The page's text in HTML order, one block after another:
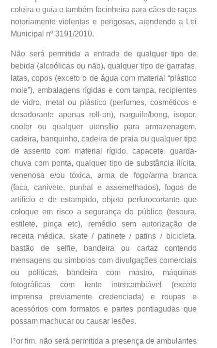
coleira e guia e também focinheira para cães de raças
notoriamente violentas e perigosas, atendendo a Lei
Municipal nº 3191/2010.
Não será permitida a entrada de qualquer tipo de
bebida (alcoólicas ou não), qualquer tipo de garrafas,
latas, copos (exceto o de água com material “plástico
mole”), embalagens rígidas e com tampa, recipientes
de vidro, metal ou plástico (perfumes, cosméticos e
desodorante apenas roll-on), narguile/bong, isopor,
cooler ou qualquer utensílio para armazenagem,
cadeira, banquinho, cadeira de praia ou qualquer tipo
de assento com material rígido, capacete, guarda-
chuva com ponta, qualquer tipo de substância ilícita,
venenosa e/ou tóxica, arma de fogo/arma branca
(faca, canivete, punhal e assemelhados), fogos de
artifício e de estampido, objeto perfurocortante que
coloque em risco a segurança do público (tesoura,
estilete, pinça etc), remédio sem autorização de
receita médica, skate / patinete / patins / bicicleta,
bastão de selfie, bandeira ou cartaz contendo
mensagens ou símbolos com divulgações comerciais
ou políticas, bandeira com mastro, máquinas
fotográficas com lente intercambiável (exceto
imprensa previamente credenciada) e roupas e
acessórios com formatos e partes pontiagudas que
possam machucar ou causar lesões.
Por fim, não será permitida a presença de ambulantes